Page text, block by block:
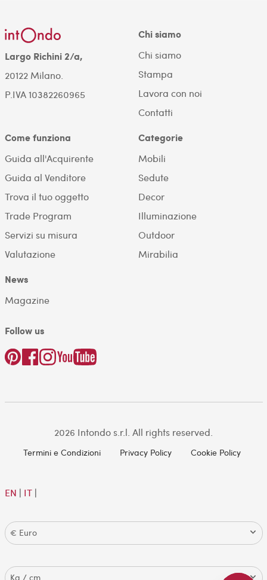
Largo Richini 2/a,
20122 Milano.
P.IVA 10382260965
Chi siamo
Chi siamo
Stampa
Lavora con noi
Contatti
Come funziona
Guida all'Acquirente
Guida al Venditore
Trova il tuo oggetto
Trade Program
Servizi su misura
Valutazione
Categorie
Mobili
Sedute
Decor
Illuminazione
Outdoor
Mirabilia
News
Magazine
Follow us
2026 Intondo s.r.l. All rights reserved.
Termini e Condizioni Privacy Policy Cookie Policy
EN | IT|